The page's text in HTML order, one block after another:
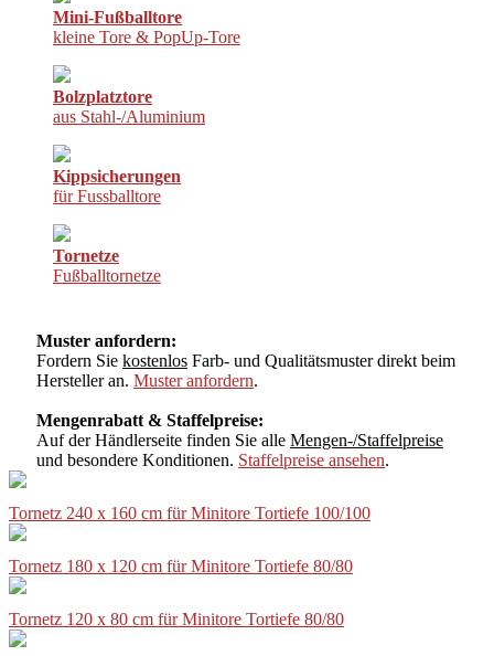
Mini-Fußballtore
kleine Tore & PopUp-Tore
Bolzplatztore
aus Stahl-/Aluminium
Kippsicherungen
für Fussballtore
Tornetze
Fußballtornetze
Muster anfordern:
Fordern Sie kostenlos Farb- und Qualitätsmuster direkt beim
Hersteller an. Muster anfordern.
Mengenrabatt & Staffelpreise:
Auf der Händlerseite finden Sie alle Mengen-/Staffelpreise
und besondere Konditionen. Staffelpreise ansehen.
Tornetz 240 x 160 cm für Minitore Tortiefe 100/100
Tornetz 180 x 120 cm für Minitore Tortiefe 80/80
Tornetz 120 x 80 cm für Minitore Tortiefe 80/80